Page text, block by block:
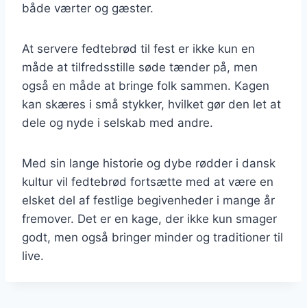
både værter og gæster.
At servere fedtebrød til fest er ikke kun en
måde at tilfredsstille søde tænder på, men
også en måde at bringe folk sammen. Kagen
kan skæres i små stykker, hvilket gør den let at
dele og nyde i selskab med andre.
Med sin lange historie og dybe rødder i dansk
kultur vil fedtebrød fortsætte med at være en
elsket del af festlige begivenheder i mange år
fremover. Det er en kage, der ikke kun smager
godt, men også bringer minder og traditioner til
live.